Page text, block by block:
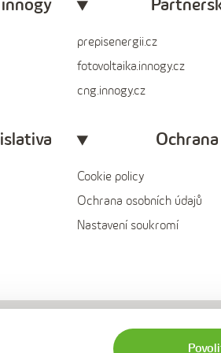
prepisenergii.cz
fotovoltaika.innogy.cz
cng.innogy.cz
Cookie policy
Ochrana osobních údajů
Nastavení soukromí